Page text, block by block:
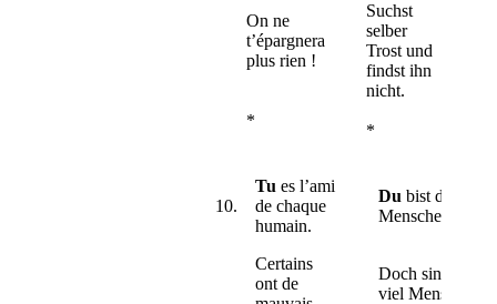
On ne
t’épargnera
plus rien !
*
Suchst
selber
Trost und
findst ihn
nicht.
*
10.
Tues l’ami
de chaque
humain.
Du bist der
Certains
ont de
Doch sind dir so
viel Menschen